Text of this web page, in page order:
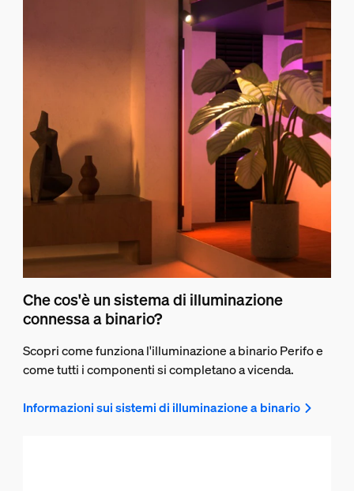
Che cos'è un sistema di illuminazione
connessa a binario?
Scopri come funziona l'illuminazione a binario Perifo e
come tutti i componenti si completano a vicenda.
Informazioni sui sistemi di illuminazione a binario